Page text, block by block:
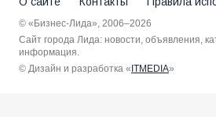
© «Бизнес-Лида», 2006–2026
Сайт города Лида: новости, объявления,
информация.
© Дизайн и разработка « ITMEDIA»